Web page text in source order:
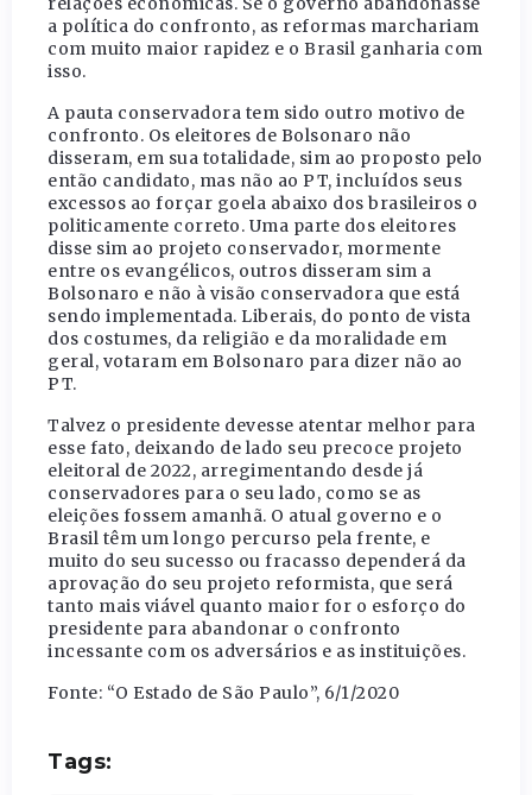
a política do confronto, as reformas marchariam
com muito maior rapidez e o Brasil ganharia com
isso.
A pauta conservadora tem sido outro motivo de
confronto. Os eleitores de Bolsonaro não
disseram, em sua totalidade, sim ao proposto pelo
então candidato, mas não ao PT, incluídos seus
excessos ao forçar goela abaixo dos brasileiros o
politicamente correto. Uma parte dos eleitores
disse sim ao projeto conservador, mormente
entre os evangélicos, outros disseram sim a
Bolsonaro e não à visão conservadora que está
sendo implementada. Liberais, do ponto de vista
dos costumes, da religião e da moralidade em
geral, votaram em Bolsonaro para dizer não ao
PT.
Talvez o presidente devesse atentar melhor para
esse fato, deixando de lado seu precoce projeto
eleitoral de 2022, arregimentando desde já
conservadores para o seu lado, como se as
eleições fossem amanhã. O atual governo e o
Brasil têm um longo percurso pela frente, e
muito do seu sucesso ou fracasso dependerá da
aprovação do seu projeto reformista, que será
tanto mais viável quanto maior for o esforço do
presidente para abandonar o confronto
incessante com os adversários e as instituições.
Fonte: “O Estado de São Paulo”, 6/1/2020
Tags: